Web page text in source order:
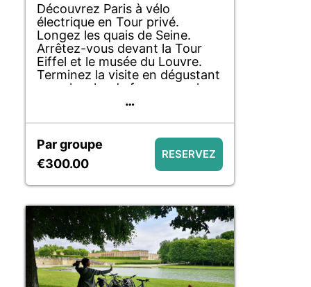
Découvrez Paris à vélo
électrique en Tour privé.
Longez les quais de Seine.
Arrêtez-vous devant la Tour
Eiffel et le musée du Louvre.
Terminez la visite en dégustant
une planche de fromages chez
un fromager familial,
…
Par groupe
€300.00
RESERVEZ